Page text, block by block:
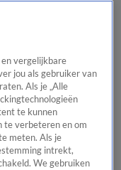
van Hart
Tip de
vergelijkbare
jou als gebruiker van
Als je „Alle
te kunnen
te verbeteren en om
meten. Als je
intrekt,
We gebruiken